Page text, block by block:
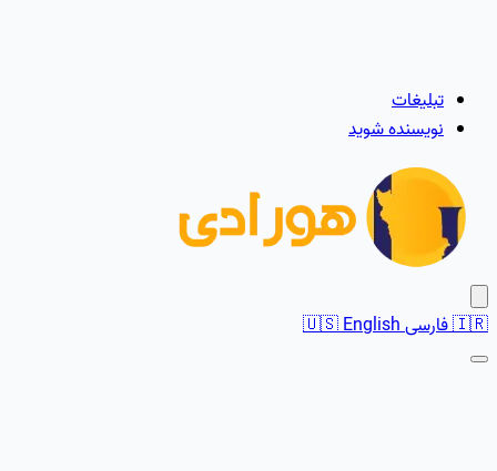
تبلیغات
نویسنده شوید
🇮🇷فارسی 🇺🇸English